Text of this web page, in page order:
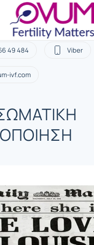
49 484 Viber
ivf.com